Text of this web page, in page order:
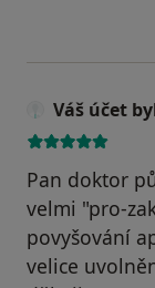
Váš účet
Pan doktor
velmi "pro-
povyšování
velice